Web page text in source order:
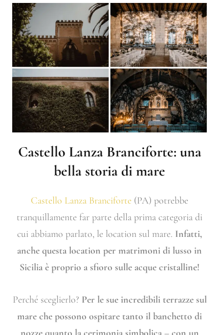
Castello Lanza Branciforte: una
bella storia di mare
Castello Lanza Branciforte (PA) potrebbe
tranquillamente far parte della prima categoria di
cui abbiamo parlato, le location sul mare. Infatti,
anche questa location per matrimoni di lusso in
Sicilia è proprio a sfioro sulle acque cristalline!
Perché sceglierlo? Per le sue incredibili terrazze sul
mare che possono ospitare tanto il banchetto di